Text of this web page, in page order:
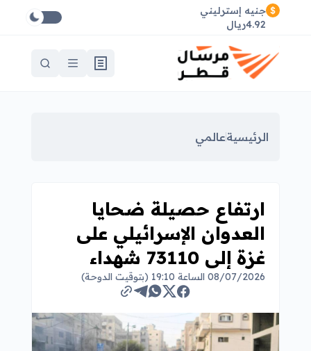
جنيه إسترليني
4.92ريال
الرئيسيةعالمي
ارتفاع حصيلة ضحايا
العدوان الإسرائيلي على
غزة إلى 73110 شهداء
08/07/2026 الساعة 19:10 (بتوقيت الدوحة)